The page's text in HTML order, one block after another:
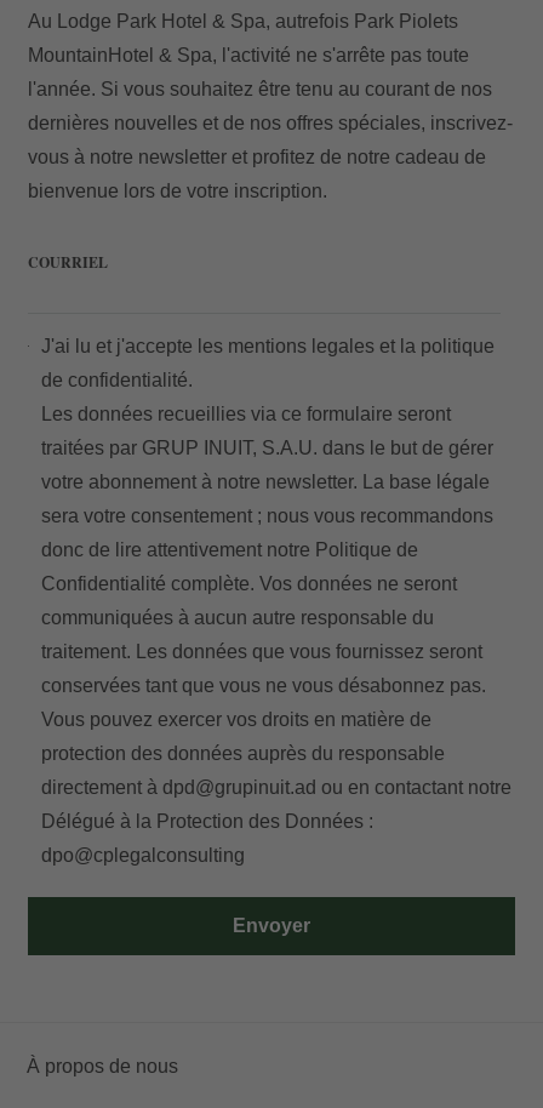
Au Lodge Park Hotel & Spa, autrefois Park Piolets
MountainHotel & Spa, l'activité ne s'arrête pas toute
l'année. Si vous souhaitez être tenu au courant de nos
dernières nouvelles et de nos offres spéciales, inscrivez-
vous à notre newsletter et profitez de notre cadeau de
bienvenue lors de votre inscription.
COURRIEL
Envoyer
J'ai lu et j'accepte les mentions legales et la politique
de confidentialité.
Les données recueillies via ce formulaire seront
traitées par GRUP INUIT, S.A.U. dans le but de gérer
votre abonnement à notre newsletter. La base légale
sera votre consentement ; nous vous recommandons
donc de lire attentivement notre Politique de
Confidentialité complète. Vos données ne seront
communiquées à aucun autre responsable du
traitement. Les données que vous fournissez seront
conservées tant que vous ne vous désabonnez pas.
Vous pouvez exercer vos droits en matière de
protection des données auprès du responsable
directement àdpd@grupinuit.ad ou en contactant notre
Délégué à la Protection des Données :
dpo@cplegalconsulting
À propos de nous